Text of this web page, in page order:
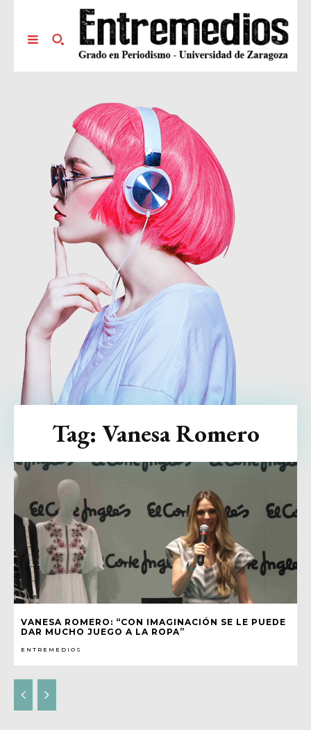
VANESA ROMERO: “CON IMAGINACIÓN SE LE PUEDE
DAR MUCHO JUEGO A LA ROPA”
ENTREMEDIOS
Tag: Vanesa Romero